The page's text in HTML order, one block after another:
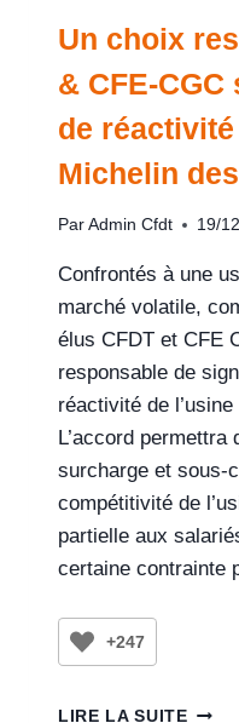
Un choix
&
de réactivité
Michelin
Par Admin Cfdt 19/
Confrontés à une
marché volatile,
élus CFDT et CFE
responsable de
réactivité de
L’accord
surcharge et sous-
compétitivité de
partielle aux
certaine contrainte
+247
LIRE LA SUITE